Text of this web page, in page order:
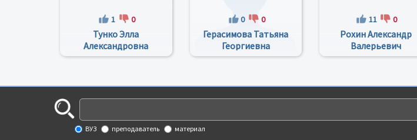
1 0
Тунко Элла
Александровна
0 0
Герасимова Татьяна
Георгиевна
11 0
Рохин Александр
Валерьевич
ВУЗ преподаватель материал